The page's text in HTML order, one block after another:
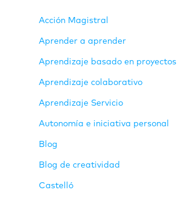
Acción Magistral
Aprender a aprender
Aprendizaje basado en proyectos
Aprendizaje colaborativo
Aprendizaje Servicio
Autonomía e iniciativa personal
Blog
Blog de creatividad
Castelló